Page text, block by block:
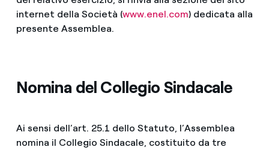
internet della Società (www.enel.com) dedicata alla
presente Assemblea.
Nomina del Collegio Sindacale
Ai sensi dell’art. 25.1 dello Statuto, l’Assemblea
nomina il Collegio Sindacale, costituito da tre